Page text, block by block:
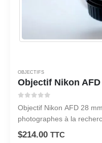
OBJECTIFS
Objectif Nikon
Objectif Nikon AFD 28
photographes à la
$214.00 TTC